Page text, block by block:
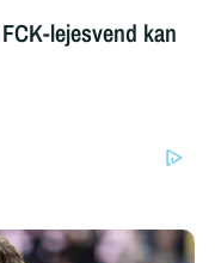
lejesvend kan